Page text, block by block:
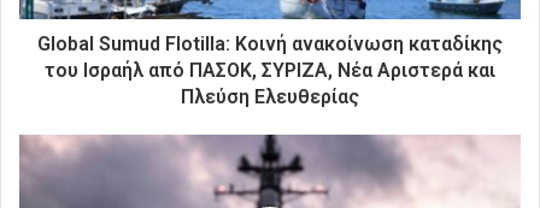
τ
κ
ή
Global Sumud Flotilla: Κοινή ανακοίνωση καταδίκης
του Ισραήλ από ΠΑΣΟΚ, ΣΥΡΙΖΑ, Νέα Αριστερά και
Πλεύση Ελευθερίας